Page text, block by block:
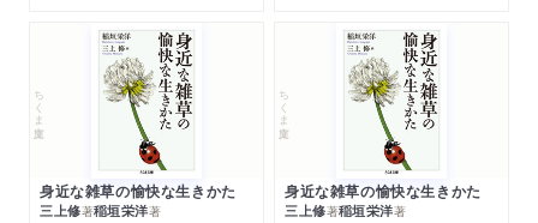
ちくま文庫
身近な雑草の愉快な生きかた
三上修著稲垣栄洋著
ちくま文庫
身近な雑草の愉快な生きかた
三上修著稲垣栄洋著